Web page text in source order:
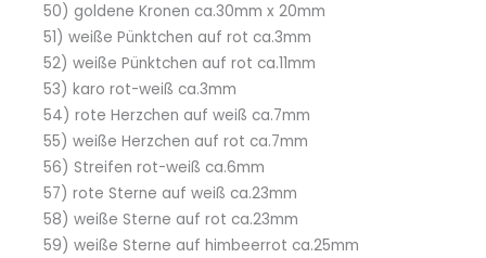
50) goldene Kronen ca.30mm x 20mm
51) weiße Pünktchen auf rot ca.3mm
52) weiße Pünktchen auf rot ca.11mm
53) karo rot-weiß ca.3mm
54) rote Herzchen auf weiß ca.7mm
55) weiße Herzchen auf rot ca.7mm
56) Streifen rot-weiß ca.6mm
57) rote Sterne auf weiß ca.23mm
58) weiße Sterne auf rot ca.23mm
59) weiße Sterne auf himbeerrot ca.25mm